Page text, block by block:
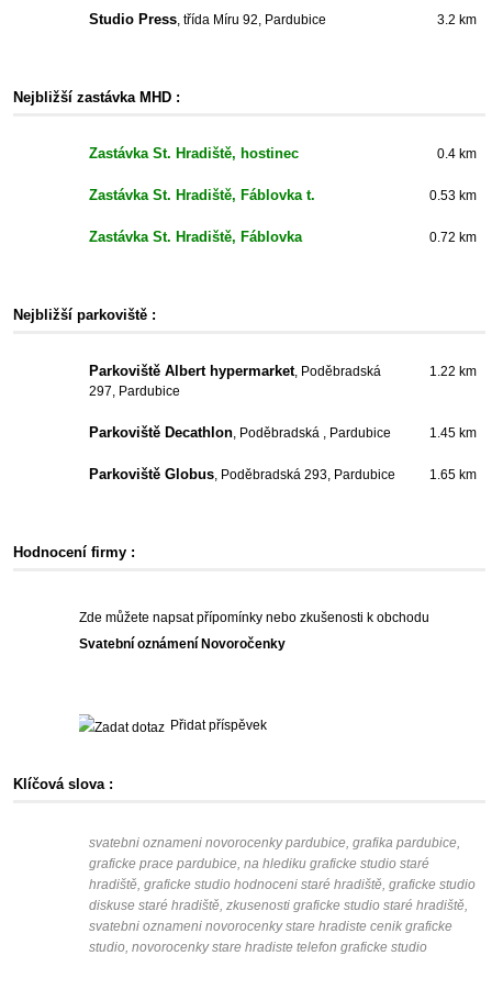
Studio Press, třída Míru 92, Pardubice 3.2 km
Nejbližší zastávka MHD :
Zastávka St. Hradiště, hostinec 0.4 km
Zastávka St. Hradiště, Fáblovka t. 0.53 km
Zastávka St. Hradiště, Fáblovka 0.72 km
Nejbližší parkoviště :
Parkoviště Albert hypermarket, Poděbradská
297, Pardubice
1.22 km
Parkoviště Decathlon, Poděbradská , Pardubice 1.45 km
Parkoviště Globus, Poděbradská 293, Pardubice 1.65 km
Hodnocení firmy :
Zde můžete napsat přípomínky nebo zkušenosti k obchodu
Svatební oznámení Novoročenky
Přidat příspěvek
Klíčová slova :
svatebni oznameni novorocenky pardubice, grafika pardubice,
graficke prace pardubice, na hlediku graficke studio staré
hradiště, graficke studio hodnoceni staré hradiště, graficke studio
diskuse staré hradiště, zkusenosti graficke studio staré hradiště,
svatebni oznameni novorocenky stare hradiste cenik graficke
studio, novorocenky stare hradiste telefon graficke studio